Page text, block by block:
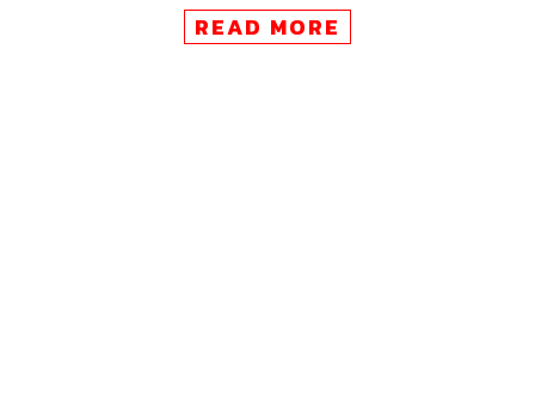
ซึ่งมีทั้งแร่แมงกานีสต่างๆ เรื่องดังกล่าวได้มีการพิสูจน์อย่าง
ต่อเนื่องทั้งจากคณะที่เป็นทางการและไม่เป็นทางการ ขณะนี้
READ MORE